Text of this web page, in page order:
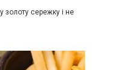
золоту сережку і не